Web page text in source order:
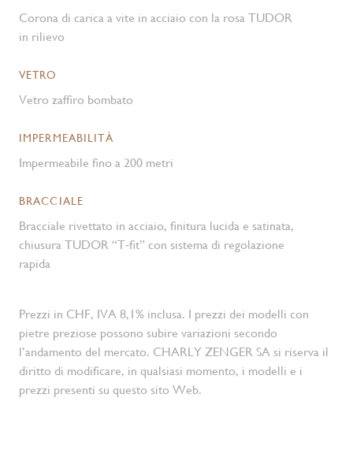
Corona di carica a vite in acciaio con la rosa TUDOR
in rilievo
VETRO
Vetro zaffiro bombato
IMPERMEABILITÀ
Impermeabile fino a 200 metri
BRACCIALE
Bracciale rivettato in acciaio, finitura lucida e satinata,
chiusura TUDOR “T‑fit” con sistema di regolazione
rapida
Prezzi in CHF, IVA 8,1% inclusa. I prezzi dei modelli con
pietre preziose possono subire variazioni secondo
l’andamento del mercato. CHARLY ZENGER SA si riserva il
diritto di modificare, in qualsiasi momento, i modelli e i
prezzi presenti su questo sito Web.